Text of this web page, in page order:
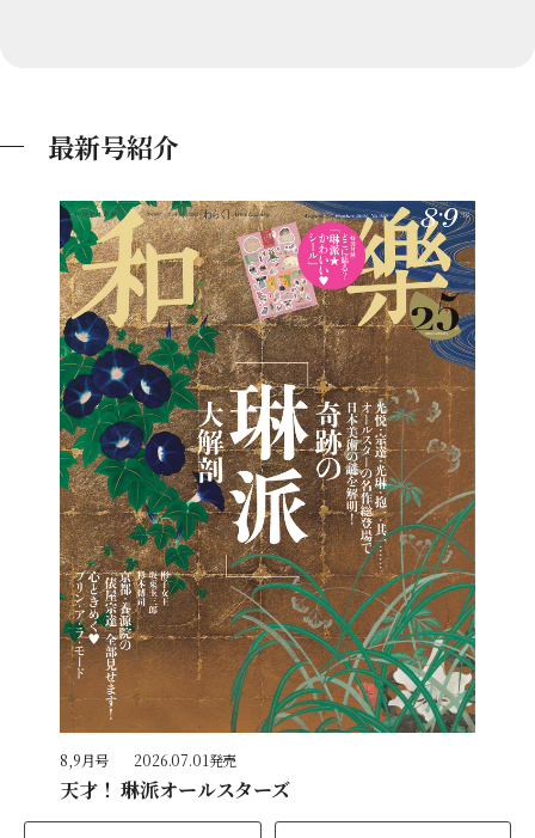
最新号紹介
8,9月号 2026.07.01発売
天才！ 琳派オールスターズ